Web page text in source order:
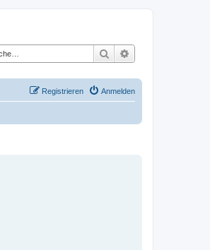
Suche
Anmelden
Registrieren